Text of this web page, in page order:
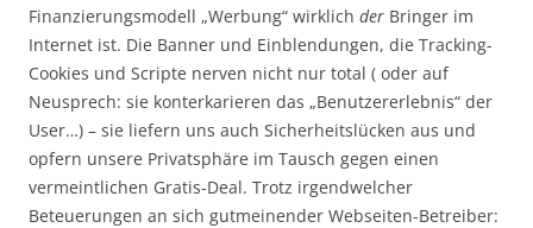
Finanzierungsmodell „Werbung“ wirklich der Bringer im
Internet ist. Die Banner und Einblendungen, die Tracking-
Cookies und Scripte nerven nicht nur total ( oder auf
Neusprech: sie konterkarieren das „Benutzererlebnis“ der
User…) – sie liefern uns auch Sicherheitslücken aus und
opfern unsere Privatsphäre im Tausch gegen einen
vermeintlichen Gratis-Deal. Trotz irgendwelcher
Beteuerungen an sich gutmeinender Webseiten-Betreiber: